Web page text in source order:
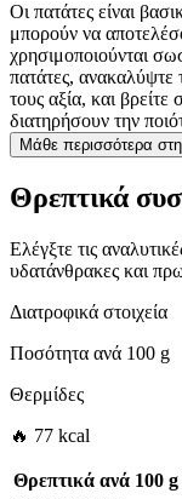
Οι πατάτες είναι
μπορούν να
χρησιμοποιούνται
πατάτες, ανακαλύψτε
τους αξία, και
διατηρήσουν την
Μάθε περισσότερα
Θρεπτικά
Ελέγξτε τις
υδατάνθρακες και
Διατροφικά στοιχεία
Ποσότητα ανά 100 g
Θερμίδες
🔥 77 kcal
Θρεπτικά ανά 100 g